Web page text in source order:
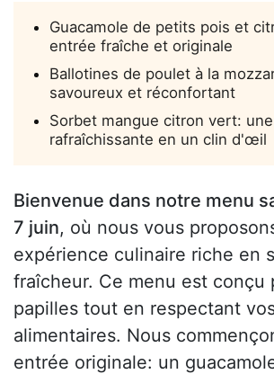
Guacamole de petits pois et
entrée fraîche et originale
Ballotines de poulet à la
savoureux et réconfortant
Sorbet mangue citron vert:
rafraîchissante en un clin d'œil
Bienvenue dans notre menu
7 juin, où nous vous
expérience culinaire riche en
fraîcheur. Ce menu est conçu
papilles tout en respectant
alimentaires. Nous
entrée originale: un